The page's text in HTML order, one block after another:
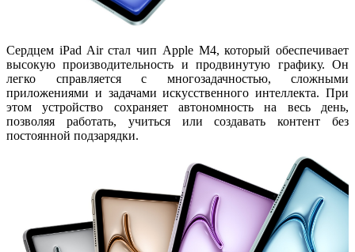
Сердцем iPad Air стал чип Apple M4, который обеспечивает
высокую производительность и продвинутую графику. Он
легко справляется с многозадачностью, сложными
приложениями и задачами искусственного интеллекта. При
этом устройство сохраняет автономность на весь день,
позволяя работать, учиться или создавать контент без
постоянной подзарядки.